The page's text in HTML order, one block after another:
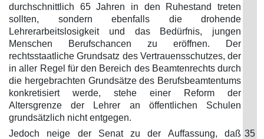
durchschnittlich 65 Jahren in den Ruhestand treten
sollten, sondern ebenfalls die drohende
Lehrerarbeitslosigkeit und das Bedürfnis, jungen
Menschen Berufschancen zu eröffnen. Der
rechtsstaatliche Grundsatz des Vertrauensschutzes, der
in aller Regel für den Bereich des Beamtenrechts durch
die hergebrachten Grundsätze des Berufsbeamtentums
konkretisiert werde, stehe einer Reform der
Altersgrenze der Lehrer an öffentlichen Schulen
grundsätzlich nicht entgegen.
Jedoch neige der Senat zu der Auffassung, daß 35